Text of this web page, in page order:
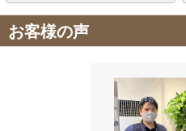
お客様の声